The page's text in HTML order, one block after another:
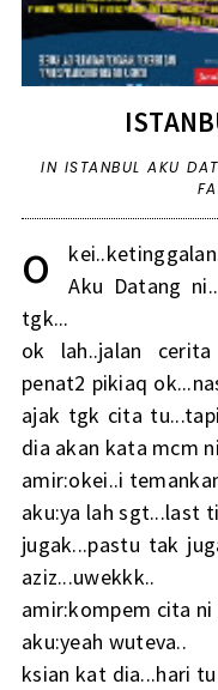
IN ISTANBUL AKU
o
Aku Datang
tgk...
ok lah..jalan
penat2 pikiaq
ajak tgk cita
dia akan kata mcm
amir:okei..i
aku:ya lah sgt...last
jugak...pastu tak
aziz...uwekkk..
amir:kompem cita
aku:yeah wuteva..
ksian kat dia...hari